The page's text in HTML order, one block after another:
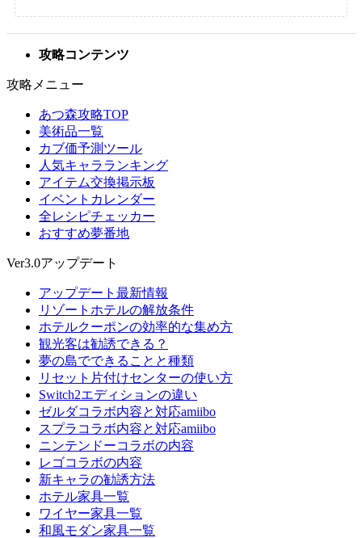
攻略コンテンツ
攻略メニュー
あつ森攻略TOP
美術品一覧
カブ価予測ツール
人気キャラランキング
アイテム交換掲示板
イベントカレンダー
全レシピチェッカー
おすすめ夢番地
Ver3.0アップデート
アップデート最新情報
リゾートホテルの解放条件
ホテルクーポンの効率的な集め方
観光客は勧誘できる？
夢の島でできることと種類
リセット片付けセンターの使い方
Switch2エディションの違い
ゼルダコラボ内容と対応amiibo
スプラコラボ内容と対応amiibo
ニンテンドーコラボの内容
レゴコラボの内容
新キャラの勧誘方法
ホテル家具一覧
ワイヤー家具一覧
和風モダン家具一覧